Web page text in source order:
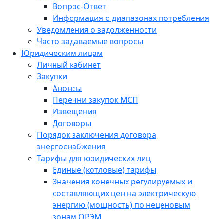
Вопрос-Ответ
Информация о диапазонах потребления
Уведомления о задолженности
Часто задаваемые вопросы
Юридическим лицам
Личный кабинет
Закупки
Анонсы
Перечни закупок МСП
Извещения
Договоры
Порядок заключения договора
энергоснабжения
Тарифы для юридических лиц
Единые (котловые) тарифы
Значения конечных регулируемых и
составляющих цен на электрическую
энергию (мощность) по неценовым
зонам ОРЭМ